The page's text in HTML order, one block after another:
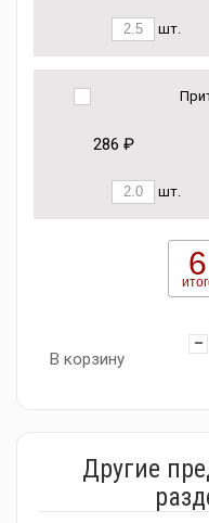
шт.
286 ₽
шт.
В корзину
Другие